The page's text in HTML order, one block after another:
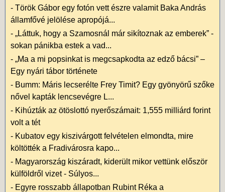
- Török Gábor egy fotón vett észre valamit Baka András
államfővé jelölése apropójá...
- „Láttuk, hogy a Szamosnál már sikítoznak az emberek” -
sokan pánikba estek a vad...
- „Ma a mi popsinkat is megcsapkodta az edző bácsi” –
Egy nyári tábor története
- Bumm: Máris lecserélte Frey Timit? Egy gyönyörű szőke
nővel kapták lencsevégre L...
- Kihúzták az ötöslottó nyerőszámait: 1,555 milliárd forint
volt a tét
- Kubatov egy kiszivárgott felvételen elmondta, mire
költötték a Fradivárosra kapo...
- Magyarország kiszáradt, kiderült mikor vettünk először
külföldről vizet - Súlyos...
- Egyre rosszabb állapotban Rubint Réka a